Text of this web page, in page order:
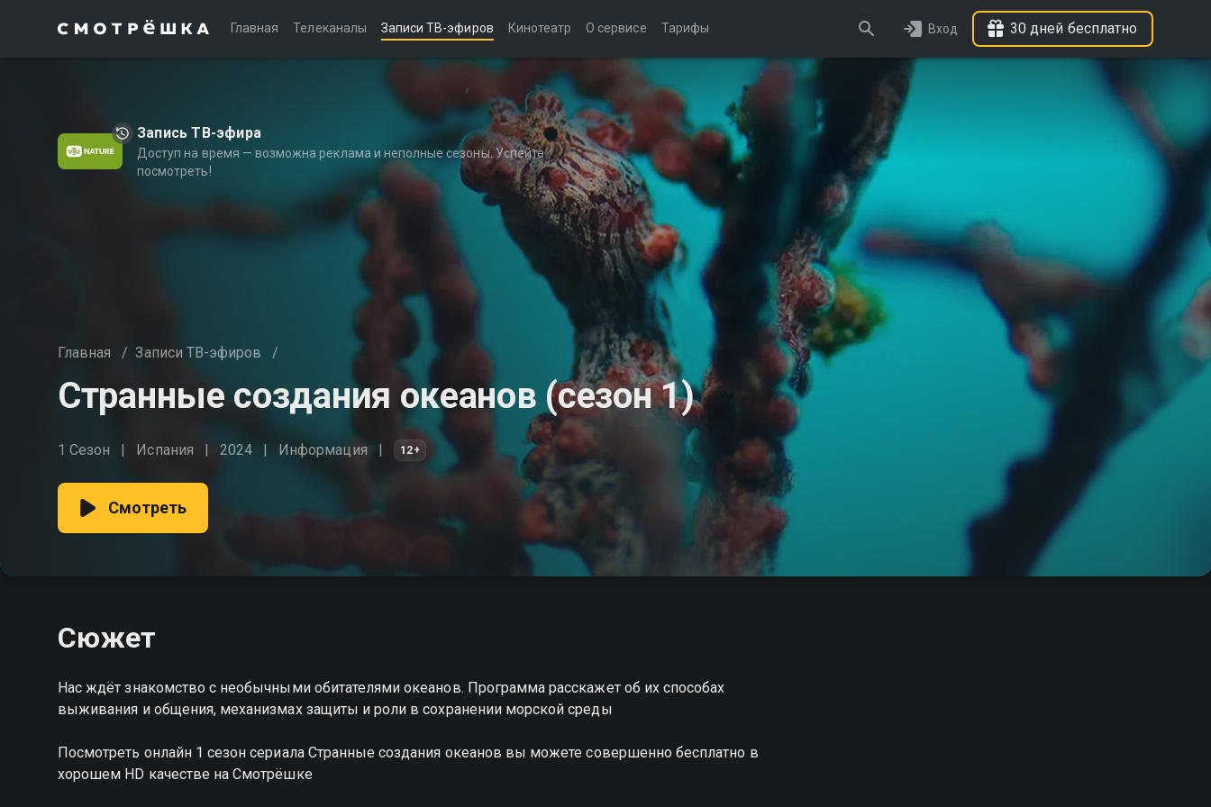
Главная Телеканалы Записи ТВ-эфиров Кинотеатр О сервисе Тарифы Вход 30 дней бесплатно
Запись ТВ-эфира
Доступ на время — возможна реклама и неполные сезоны. Успейте
посмотреть!
Главная / Записи ТВ-эфиров /
Странные создания океанов (сезон 1)
1 Сезон Испания 2024 Информация 12+
Смотреть
Сюжет
Нас ждёт знакомство с необычными обитателями океанов. Программа расскажет об их способах
выживания и общения, механизмах защиты и роли в сохранении морской среды
Посмотреть онлайн 1 сезон сериала Странные создания океанов вы можете совершенно бесплатно в
хорошем HD качестве на Смотрёшке